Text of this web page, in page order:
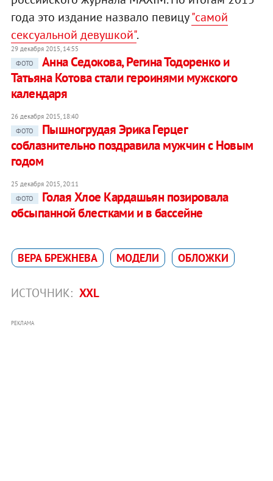
года это издание назвало певицу"самой
сексуальной девушкой".
29 декабря 2015, 14:55
ФОТО
Анна Седокова, Регина Тодоренко и
Татьяна Котова стали героинями мужского
календаря
26 декабря 2015, 18:40
ФОТО
Пышногрудая Эрика Герцег
соблазнительно поздравила мужчин с Новым
годом
25 декабря 2015, 20:11
ФОТО
Голая Хлое Кардашьян позировала
обсыпанной блестками и в бассейне
ВЕРА БРЕЖНЕВА МОДЕЛИ ОБЛОЖКИ
ИСТОЧНИК: XXL
РЕКЛАМА